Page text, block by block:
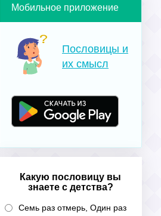
Мобильное приложение
Пословицы и
их смысл
Какую пословицу вы
знаете с детства?
Семь раз отмерь, Один раз